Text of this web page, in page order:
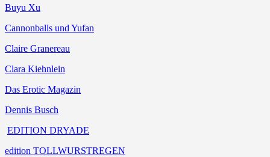
Buyu Xu
Cannonballs und Yufan
Claire Granereau
Clara Kiehnlein
Das Erotic Magazin
Dennis Busch
EDITION DRYADE
edition TOLLWURSTREGEN